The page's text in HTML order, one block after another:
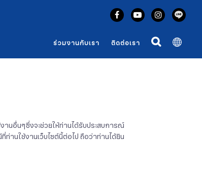
ร่วมงานกับเรา ติดต่อเรา
านอื่นๆซึ่งจะช่วยให้ท่านได้รับประสบการณ์
านใช้งานเว็บไซต์นี้ต่อไป ถือว่าท่านได้ยิน